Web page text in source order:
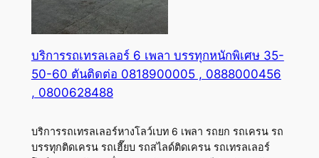
บริการรถเทรลเลอร์ 6 เพลา บรรทุกหนักพิเศษ 35-
50-60 ตันติดต่อ 0818900005 , 0888000456
, 0800628488
บริการรถเทรลเลอร์หางโลว์เบท 6 เพลา รถยก รถเครน รถ
บรรทุกติดเครน รถเฮี๊ยบ รถสไลด์ติดเครน รถเทรลเลอร์